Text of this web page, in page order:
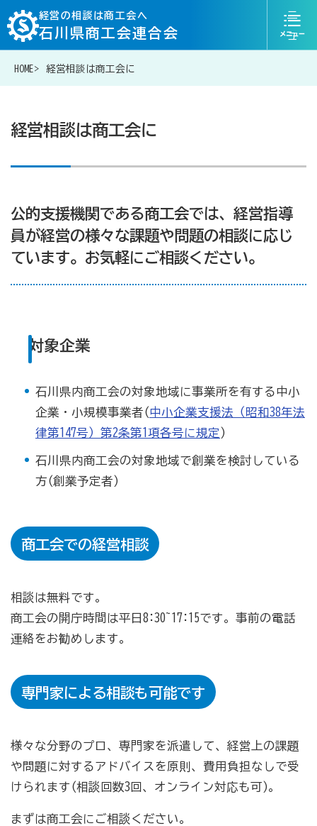
経営の相談は商工会へ
石川県商工会連合会
ニ
ュ
HOME 経営相談は商工会に
経営相談は商工会に
公的支援機関である商工会では、経営指導
員が経営の様々な課題や問題の相談に応じ
ています。お気軽にご相談ください。
対象企業
石川県内商工会の対象地域に事業所を有する中小
企業・小規模事業者(中小企業支援法（昭和38年法
律第147号）第2条第1項各号に規定 )
石川県内商工会の対象地域で創業を検討している
方(創業予定者)
商工会での経営相談
相談は無料です。
商工会の開庁時間は平日8:30~17:15です。事前の電話
連絡をお勧めします。
専門家による相談も可能です
様々な分野のプロ、専門家を派遣して、経営上の課題
や問題に対するアドバイスを原則、費用負担なしで受
けられます(相談回数3回、オンライン対応も可)。
まずは商工会にご相談ください。
お問い合わせ
補助金・助成金一覧
商工会が扱う融資・金融制度
商工会の共済・保険
一つの掛金で貯蓄・生命保障・融資の3つの備え（商工
貯蓄共済）
死亡保険金(最高6千万円)の掛捨共済・福祉共済「生
命」保障
石川県中小企業共済協同組合(傷害共済・自動車事故費
従業員の退職金共済制度
経営者の退職金制度（小規模企業共済）
止共済）
海外PL保険(国内補償は、ビジネス総合保険へ）
全国商工会連合会会員福祉共済「がん」重点補償
（商工会の業務災害保険）
海外での知財係争による経営リスクから皆様をお守りし
ます（海外知財訴訟費用保険制度）
事業活動のリスクを全て備えた保険（ビジネス総合保